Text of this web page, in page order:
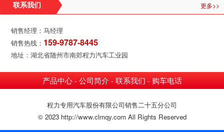
联系我们 更多>>
销售经理：马经理
销售热线： 159-9787-8445
地址：湖北省随州市南郊程力汽车工业园
产品中心- 公司简介 - 联系我们 - 购车电话
程力专用汽车股份有限公司销售二十五分公司
© 2023 http://www.clmqy.com All Rights Reserved